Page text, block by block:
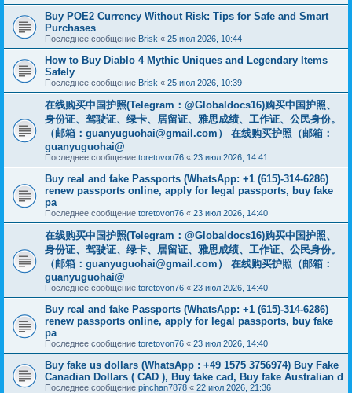
Buy POE2 Currency Without Risk: Tips for Safe and Smart
Purchases
Последнее сообщение Brisk « 25 июл 2026, 10:44
How to Buy Diablo 4 Mythic Uniques and Legendary Items
Safely
Последнее сообщение Brisk « 25 июл 2026, 10:39
在线购买中国护照(Telegram：@Globaldocs16)购买中国护照、
身份证、驾驶证、绿卡、居留证、雅思成绩、工作证、公民身份。
（邮箱： guanyuguohai@gmail.com ） 在线购买护照（邮箱：
guanyuguohai@
Последнее сообщение toretovon76 « 23 июл 2026, 14:41
Buy real and fake Passports (WhatsApp: +1 (615)-314-6286)
renew passports online, apply for legal passports, buy fake
pa
Последнее сообщение toretovon76 « 23 июл 2026, 14:40
在线购买中国护照(Telegram：@Globaldocs16)购买中国护照、
身份证、驾驶证、绿卡、居留证、雅思成绩、工作证、公民身份。
（邮箱： guanyuguohai@gmail.com ） 在线购买护照（邮箱：
guanyuguohai@
Последнее сообщение toretovon76 « 23 июл 2026, 14:40
Buy real and fake Passports (WhatsApp: +1 (615)-314-6286)
renew passports online, apply for legal passports, buy fake
pa
Последнее сообщение toretovon76 « 23 июл 2026, 14:40
Buy fake us dollars (WhatsApp : +49 1575 3756974) Buy Fake
Canadian Dollars ( CAD ), Buy fake cad, Buy fake Australian d
Последнее сообщение pinchan7878 « 22 июл 2026, 21:36